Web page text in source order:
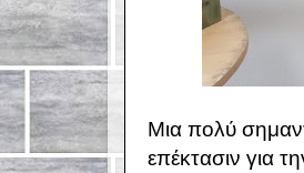
Μια πολύ
επέκτασιν για